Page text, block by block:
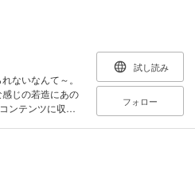
ないなんて～。
じの若造にあの
試し読み
フォロー